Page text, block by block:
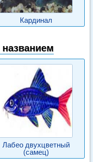
Кардинал
Лабео двухцветный
(самец)